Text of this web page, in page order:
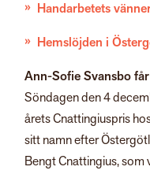
Handarbetets
Hemslöjden i
Ann-Sofie Svansbo
Söndagen den 4
årets Cnattingiuspris
sitt namn efter
Bengt Cnattingius,